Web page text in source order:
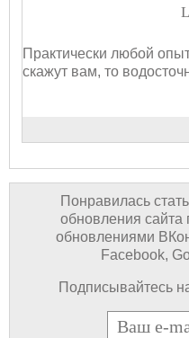
Практически любой
скажут вам, то
Понравилась
обновления сайта
обновлениями
Facebook,
Подписывайтесь
E-mail